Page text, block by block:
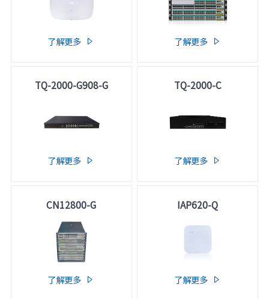
了解更多  了解更多 
TQ-2000-G908-G
了解更多 
TQ-2000-C
了解更多 
CN12800-G
了解更多 
IAP620-Q
了解更多 